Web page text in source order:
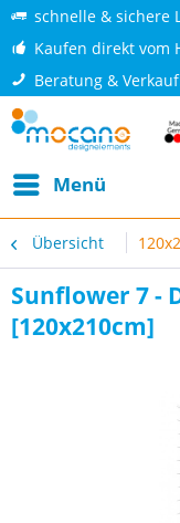
schnelle & sichere
Kaufen direkt vom
Beratung &
Menü
Übersicht
Sunflower 7 -
[120x210cm]